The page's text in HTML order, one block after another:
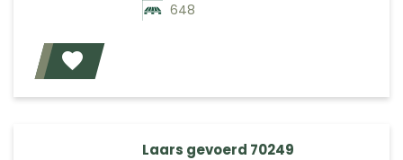
648
Laars gevoerd 70249